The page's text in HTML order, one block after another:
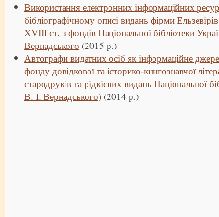
Використання електронних інформаційних
бібліографічному описі видань фірми
XVIII ст. з фондів Національної бібліотеки
Вернадського (2015 р.)
Автографи видатних осіб як інформаційне
фонду довідкової та історико-книгознавчої
стародруків та рідкісних видань Національної
В. І. Вернадського) (2014 р.)